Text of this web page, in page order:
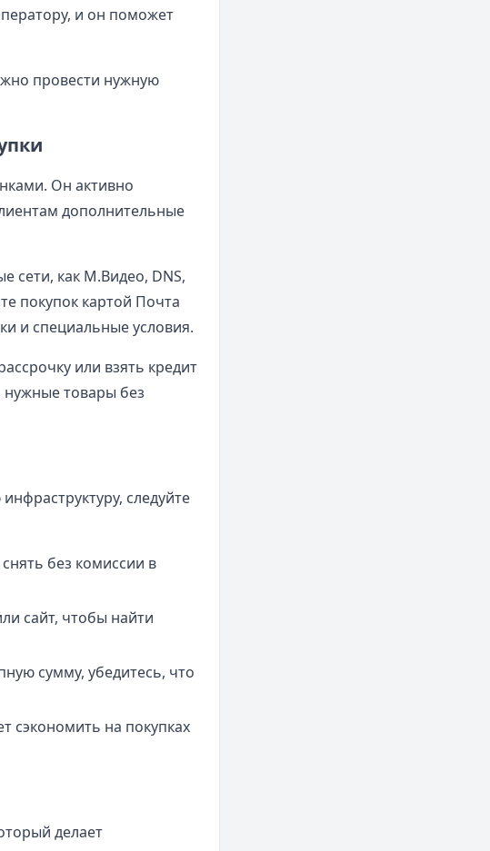
и он поможет
провести нужную
Он активно
дополнительные
сети, как М.Видео, DNS,
покупок картой Почта
и специальные условия.
или взять кредит
нужные товары без
следуйте
без комиссии в
сайт, чтобы найти
сумму, убедитесь, что
сэкономить на покупках
делает